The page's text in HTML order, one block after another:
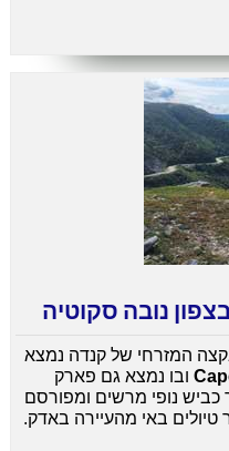
נובה סקוטיה
המזרחי של קנדה נמצא
ובו נמצא גם פארק
כביש נופי מרשים ומפורסם
טיולים באי מהעיירה באדק.